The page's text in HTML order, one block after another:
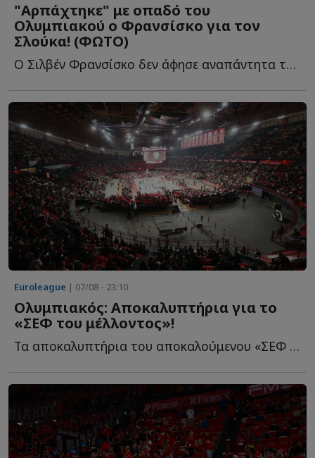
"Αρπάχτηκε" με οπαδό του
Ολυμπιακού ο Φρανσίσκο για τον
Σλούκα! (ΦΩΤΟ)
Ο Σιλβέν Φρανσίσκο δεν άφησε αναπάντητα τα όσα έγραψε φ...
Euroleague | 07/08 - 23:10
Ολυμπιακός: Αποκαλυπτήρια για το
«ΣΕΦ του μέλλοντος»!
Τα αποκαλυπτήρια του αποκαλούμενου «ΣΕΦ του μέλλοντος» θ...